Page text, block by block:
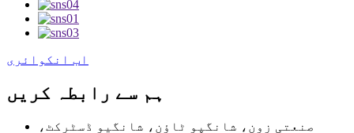
اب انکوائری
ہم سے رابطہ کریں
صنعتی زون، شانگپو ٹاؤن، شانگیو ڈسٹرکٹ،